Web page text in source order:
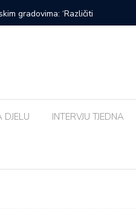
u Kaštelu
bolja od
INTERVJU TJEDNA